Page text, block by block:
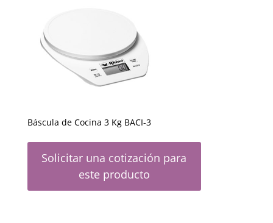
Báscula de Cocina 3 Kg BACI-3
Solicitar una cotización para
este producto